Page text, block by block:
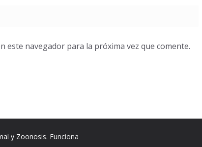
este navegador para la próxima vez que comente.
y Zoonosis. Funciona